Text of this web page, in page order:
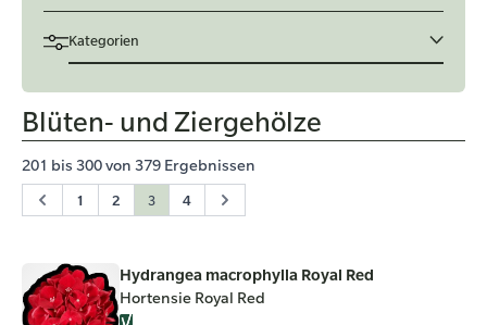
Kategorien
Blüten- und Ziergehölze
201 bis 300von 379 Ergebnissen
1 2 3 4
Hydrangea macrophylla Royal Red
Hortensie Royal Red